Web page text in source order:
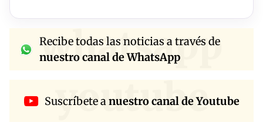
whatsapp
Recibe todas las noticias a través de
nuestro canal de WhatsApp
youtube
Suscríbete anuestro canal de Youtube